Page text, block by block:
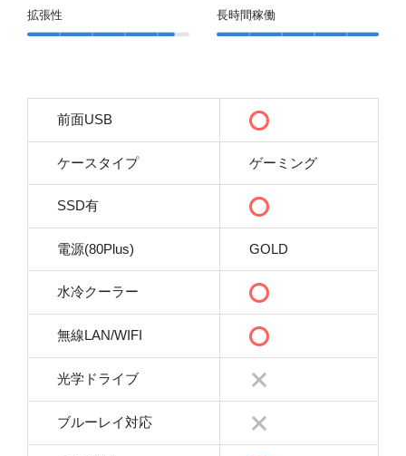
拡張性 長時間稼働
前面USB
ケースタイプ ゲーミング
SSD有
電源(80Plus) GOLD
水冷クーラー
無線LAN/WIFI
光学ドライブ
ブルーレイ対応